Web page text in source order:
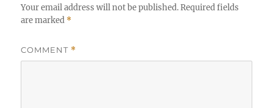
Your email address will not be published. Required fields
are marked *
COMMENT *